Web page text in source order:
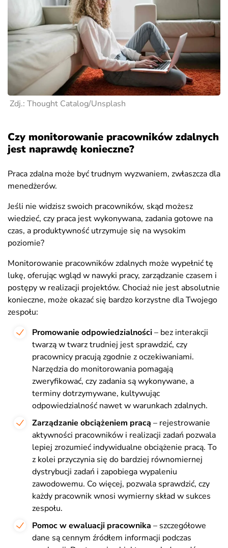
Zdj.: Thought Catalog/Unsplash
Czy monitorowanie pracowników zdalnych
jest naprawdę konieczne?
Praca zdalna może być trudnym wyzwaniem, zwłaszcza dla
menedżerów.
Jeśli nie widzisz swoich pracowników, skąd możesz
wiedzieć, czy praca jest wykonywana, zadania gotowe na
czas, a produktywność utrzymuje się na wysokim
poziomie?
Monitorowanie pracowników zdalnych może wypełnić tę
lukę, oferując wgląd w nawyki pracy, zarządzanie czasem i
postępy w realizacji projektów. Chociaż nie jest absolutnie
konieczne, może okazać się bardzo korzystne dla Twojego
zespołu:
Promowanie odpowiedzialności– bez interakcji
twarzą w twarz trudniej jest sprawdzić, czy
pracownicy pracują zgodnie z oczekiwaniami.
Narzędzia do monitorowania pomagają
zweryfikować, czy zadania są wykonywane, a
terminy dotrzymywane, kultywując
odpowiedzialność nawet w warunkach zdalnych.
Zarządzanie obciążeniem pracą – rejestrowanie
aktywności pracowników i realizacji zadań pozwala
lepiej zrozumieć indywidualne obciążenie pracą. To
z kolei przyczynia się do bardziej równomiernej
dystrybucji zadań i zapobiega wypaleniu
zawodowemu. Co więcej, pozwala sprawdzić, czy
każdy pracownik wnosi wymierny skład w sukces
zespołu.
Pomoc w ewaluacji pracownika – szczegółowe
dane są cennym źródłem informacji podczas